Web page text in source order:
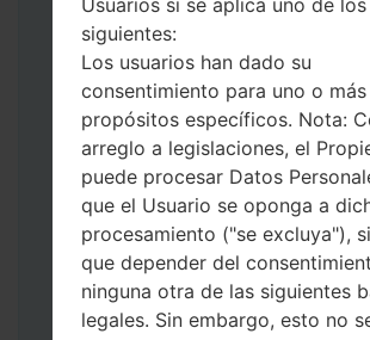
luego conecte un cable USB.
Presione y mantenga
tecla de Encendido, el
volumen y la tecla de Inicio.
Conecte un cable
mantenga presionados el
y la tecla de Bajar volumen.
Presione y mantenga
tecla de Encendido y el
volumen.
Luego, conecte su dispositivo
debería detectar su teléfono
siguientes:
Los usuarios han dado su
consentimiento para uno o más
propósitos específicos. Nota:
arreglo a legislaciones, el
puede procesar Datos
que el Usuario se oponga a
procesamiento ("se excluya"),
que depender del
ninguna otra de las siguientes
legales. Sin embargo, esto no